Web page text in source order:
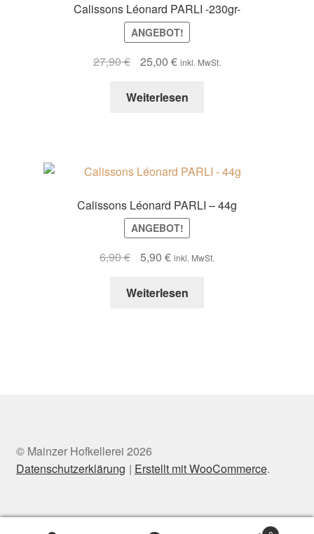
Calissons Léonard PARLI -230gr-
ANGEBOT!
27,90€
Ursprünglicher
war:
25,00 €Aktueller
ist:
inkl. MwSt.
Weiterlesen
Calissons Léonard PARLI – 44g
ANGEBOT!
6,90€
Ursprünglicher
war:
5,90 €Aktueller
ist:
inkl. MwSt.
Weiterlesen
© Mainzer Hofkellerei 2026
Datenschutzerklärung
Erstellt mit WooCommerce.